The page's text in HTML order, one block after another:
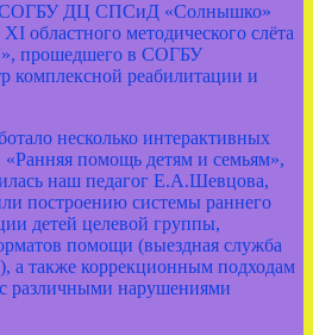
СОГБУ ДЦ СПСиД «Солнышко»
областного методического слёта
в СОГБУ
комплексной реабилитации и
несколько интерактивных
помощь детям и семьям»,
наш педагог Е.А.Шевцова,
построению системы раннего
детей целевой группы,
помощи (выездная служба
а также коррекционным подходам
с различными нарушениями